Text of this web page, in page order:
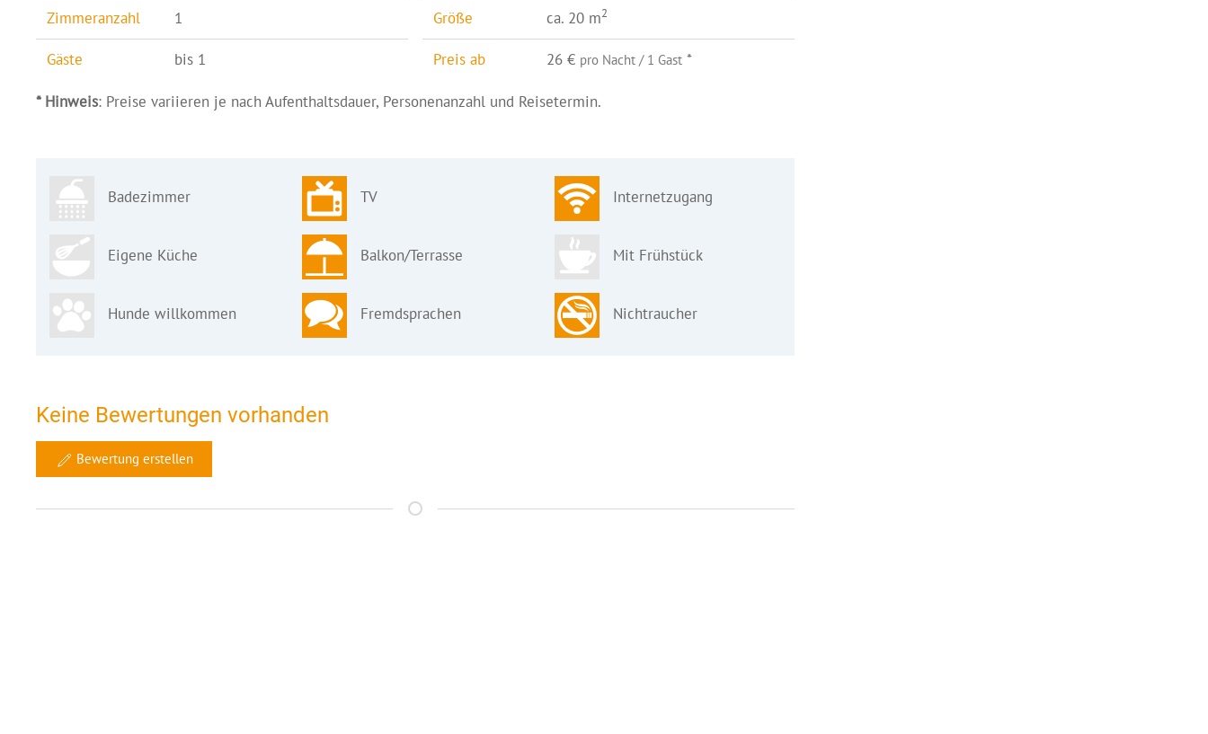
Zimmeranzahl 1
Gäste bis 1
Größe ca. 20 m2
Preis ab 26 € pro Nacht / 1 Gast*
* Hinweis: Preise variieren je nach Aufenthaltsdauer, Personenanzahl und Reisetermin.
Badezimmer TV Internetzugang
Eigene Küche Balkon/Terrasse Mit Frühstück
Hunde willkommen Fremdsprachen Nichtraucher
Keine Bewertungen vorhanden
Bewertung erstellen